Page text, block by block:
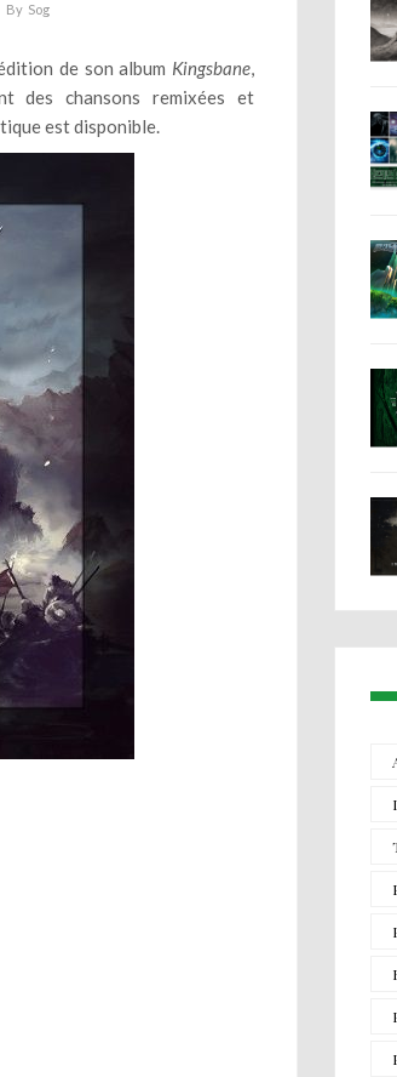
By Sog
de son album Kingsbane,
des chansons remixées et
est disponible.